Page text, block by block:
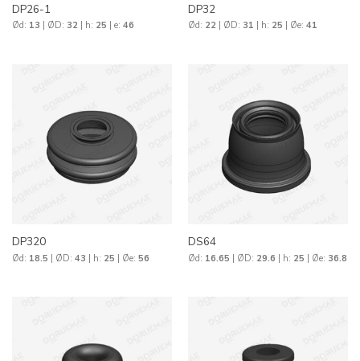
DP26-1
Ød: 13 | ØD: 32| h: 25 | e: 46
DP32
Ød: 22| ØD: 31 | h: 25 | Øe: 41
DP320
Ød: 18.5 | ØD: 43 | h: 25 | Øe: 56
DS64
Ød: 16.65 | ØD: 29.6 | h: 25 | Øe: 36.8